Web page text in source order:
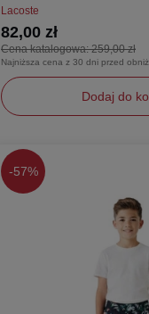
Lacoste
Cena katalogowa:259,00 zł
82,00 zł
Najniższa cena z 30 dni przed
Dodaj do
128
-57%